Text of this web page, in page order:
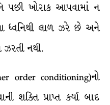
પછી ખોરાક આપવામાં ન
ધ્વનિથી લાળ ઝરે છે અને
ઝરતી નથી.
order conditioning)નો
શક્તિ પ્રાપ્ત કર્યા બાદ